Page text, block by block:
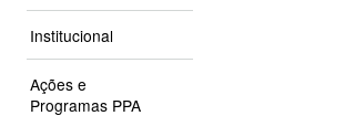
Institucional
Ações e
Programas PPA